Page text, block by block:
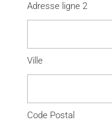
Adresse ligne 2
Ville
Code Postal